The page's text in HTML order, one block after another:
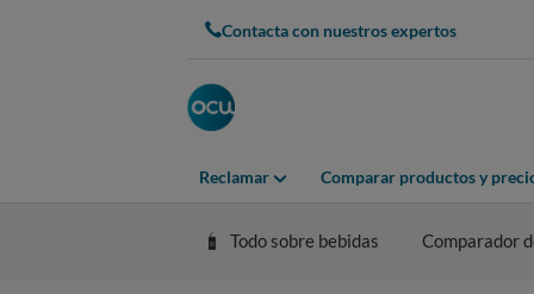
Contacta con nuestros expertos
Reclamar Comparar productos y
Todo sobre bebidas Comparador